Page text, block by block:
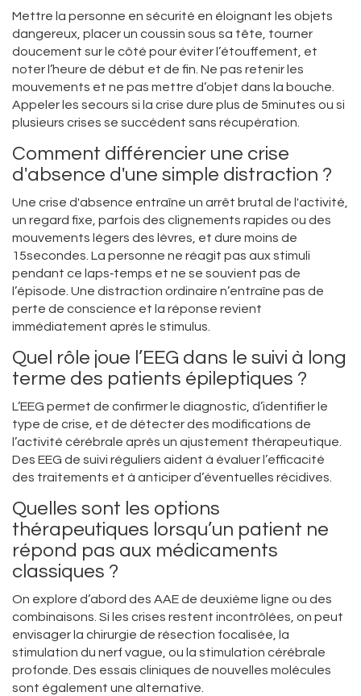
Mettre la personne en sécurité en éloignant les objets
dangereux, placer un coussin sous sa tête, tourner
doucement sur le côté pour éviter l’étouffement, et
noter l’heure de début et de fin. Ne pas retenir les
mouvements et ne pas mettre d’objet dans la bouche.
Appeler les secours si la crise dure plus de 5minutes ou si
plusieurs crises se succèdent sans récupération.
Comment différencier une crise
d'absence d'une simple distraction ?
Une crise d'absence entraîne un arrêt brutal de l'activité,
un regard fixe, parfois des clignements rapides ou des
mouvements légers des lèvres, et dure moins de
15secondes. La personne ne réagit pas aux stimuli
pendant ce laps‑temps et ne se souvient pas de
l’épisode. Une distraction ordinaire n’entraîne pas de
perte de conscience et la réponse revient
immédiatement après le stimulus.
Quel rôle joue l’EEG dans le suivi à long
terme des patients épileptiques ?
L’EEG permet de confirmer le diagnostic, d’identifier le
type de crise, et de détecter des modifications de
l’activité cérébrale après un ajustement thérapeutique.
Des EEG de suivi réguliers aident à évaluer l’efficacité
des traitements et à anticiper d’éventuelles récidives.
Quelles sont les options
thérapeutiques lorsqu’un patient ne
répond pas aux médicaments
classiques ?
On explore d’abord des AAE de deuxième ligne ou des
combinaisons. Si les crises restent incontrôlées, on peut
envisager la chirurgie de résection focalisée, la
stimulation du nerf vague, ou la stimulation cérébrale
profonde. Des essais cliniques de nouvelles molécules
sont également une alternative.